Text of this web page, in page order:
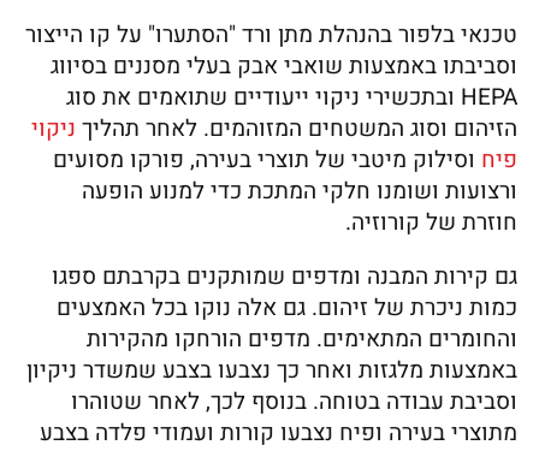
טכנאי בלפור בהנהלת מתן ורד "הסתערו" על קו הייצור
וסביבתו באמצעות שואבי אבק בעלי מסננים בסיווג
HEPA ובתכשירי ניקוי ייעודיים שתואמים את סוג
הזיהום וסוג המשטחים המזוהמים. לאחר תהליך ניקוי
פיח וסילוק מיטבי של תוצרי בעירה, פורקו מסועים
ורצועות ושומנו חלקי המתכת כדי למנוע הופעה
חוזרת של קורוזיה.
גם קירות המבנה ומדפים שמותקנים בקרבתם ספגו
כמות ניכרת של זיהום. גם אלה נוקו בכל האמצעים
והחומרים המתאימים. מדפים הורחקו מהקירות
באמצעות מלגזות ואחר כך נצבעו בצבע שמשדר ניקיון
וסביבת עבודה בטוחה. בנוסף לכך, לאחר שטוהרו
מתוצרי בעירה ופיח נצבעו קורות ועמודי פלדה בצבע